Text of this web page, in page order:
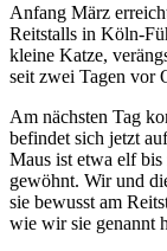
Anfang März
Reitstalls in Köln-
kleine Katze,
seit zwei Tagen vor
Am nächsten Tag
befindet sich jetzt
Maus ist etwa elf
gewöhnt. Wir und
sie bewusst am
wie wir sie genannt